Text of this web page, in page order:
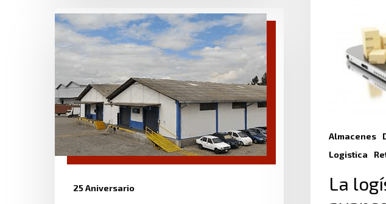
Almacenes
Logistica
La
25 Aniversario